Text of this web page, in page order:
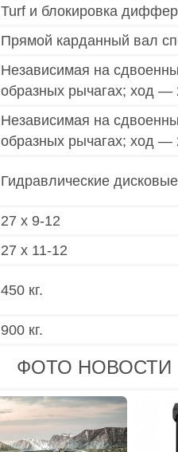
Turf и блокировка
Прямой карданный вал
Независимая на
образных рычагах; ход —
Независимая на
образных рычагах; ход —
Гидравлические
27 x 9-12
27 x 11-12
450 кг.
900 кг.
ФОТО НОВОСТИ